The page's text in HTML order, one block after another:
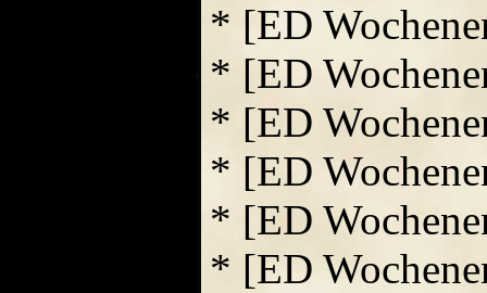
* [ED
* [ED
* [ED
* [ED
* [ED
* [ED